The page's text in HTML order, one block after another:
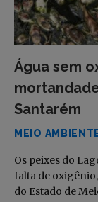
Água sem
Santarém
MEIO
Os peixes do
falta de
do Estado de